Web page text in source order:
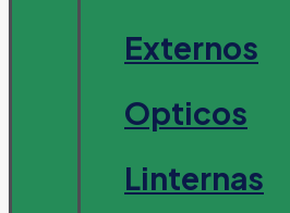
Externos
Opticos
Linternas